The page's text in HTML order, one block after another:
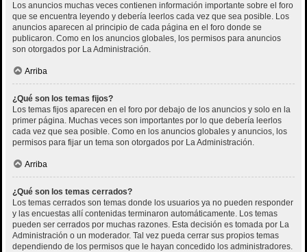
Los anuncios muchas veces contienen información importante sobre el foro
que se encuentra leyendo y debería leerlos cada vez que sea posible. Los
anuncios aparecen al principio de cada página en el foro donde se
publicaron. Como en los anuncios globales, los permisos para anuncios
son otorgados por La Administración.
Arriba
¿Qué son los temas fijos?
Los temas fijos aparecen en el foro por debajo de los anuncios y solo en la
primer página. Muchas veces son importantes por lo que debería leerlos
cada vez que sea posible. Como en los anuncios globales y anuncios, los
permisos para fijar un tema son otorgados por La Administración.
Arriba
¿Qué son los temas cerrados?
Los temas cerrados son temas donde los usuarios ya no pueden responder
y las encuestas allí contenidas terminaron automáticamente. Los temas
pueden ser cerrados por muchas razones. Esta decisión es tomada por La
Administración o un moderador. Tal vez pueda cerrar sus propios temas
dependiendo de los permisos que le hayan concedido los administradores.